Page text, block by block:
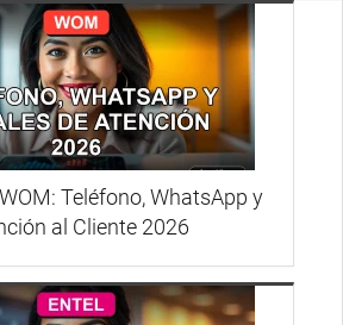
Teléfono, WhatsApp y
al Cliente 2026